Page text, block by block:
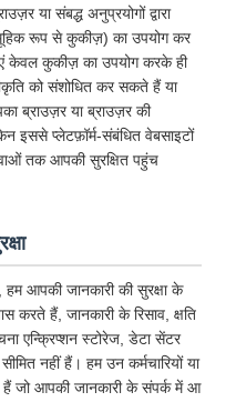
या संबद्ध अनुप्रयोगों द्वारा
रूप से कुकीज़) का उपयोग कर
केवल कुकीज़ का उपयोग करके ही
को संशोधित कर सकते हैं या
ब्राउज़र या ब्राउज़र की
इससे प्लेटफ़ॉर्म-संबंधित वेबसाइटों
तक आपकी सुरक्षित पहुंच
हम आपकी जानकारी की सुरक्षा के
करते हैं, जानकारी के रिसाव, क्षति
एन्क्रिप्शन स्टोरेज, डेटा सेंटर
नहीं हैं। हम उन कर्मचारियों या
जो आपकी जानकारी के संपर्क में आ